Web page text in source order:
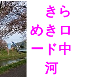
きら
めきロ
ード中
河